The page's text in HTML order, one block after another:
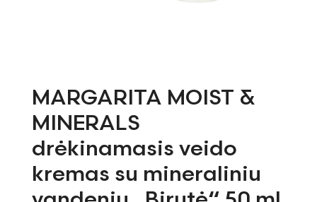
MARGARITA MOIST &
MINERALS
drėkinamasis veido
kremas su mineraliniu